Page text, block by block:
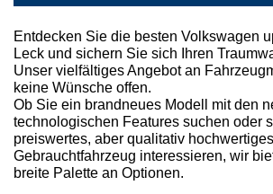
Entdecken Sie die besten Volkswagen
Leck und sichern Sie sich Ihren
Unser vielfältiges Angebot an
keine Wünsche offen.
Ob Sie ein brandneues Modell mit den
technologischen Features suchen oder
preiswertes, aber qualitativ hochwertiges
Gebrauchtfahrzeug interessieren, wir
breite Palette an Optionen.